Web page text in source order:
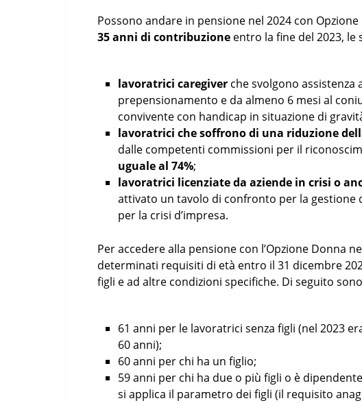
Possono andare in pensione nel 2024 con
35 anni di contribuzione entro la fine del 2023,
lavoratrici caregiver che svolgono
prepensionamento e da almeno 6 mesi al
convivente con handicap in situazione di
lavoratrici che soffrono di una riduzione
dalle competenti commissioni per il
uguale al 74%;
lavoratrici licenziate da aziende in crisi o
attivato un tavolo di confronto per la gestione
per la crisi d’impresa.
Per accedere alla pensione con l’Opzione Donna
determinati requisiti di età entro il 31 dicembre
figli e ad altre condizioni specifiche. Di seguito
61 anni per le lavoratrici senza figli (nel 2023
60 anni);
60 anni per chi ha un figlio;
59 anni per chi ha due o più figli o è
si applica il parametro dei figli (il requisito